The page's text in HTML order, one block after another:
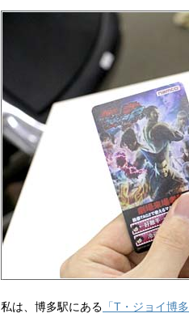
私は、博多駅にある 「T・ジョイ博多